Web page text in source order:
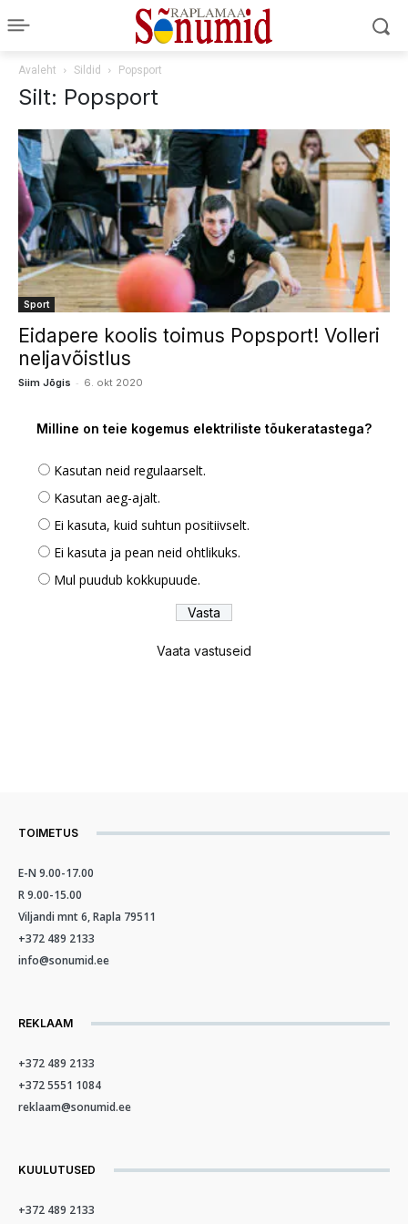
Avaleht Sildid Popsport
Silt: Popsport
Sport
Eidapere koolis toimus Popsport! Volleri
neljavõistlus
Siim Jõgis - 6. okt 2020
Milline on teie kogemus elektriliste tõukeratastega?
Kasutan neid regulaarselt.
Kasutan aeg-ajalt.
Ei kasuta, kuid suhtun positiivselt.
Ei kasuta ja pean neid ohtlikuks.
Mul puudub kokkupuude.
Vaata vastuseid
TOIMETUS
E-N 9.00-17.00
R 9.00-15.00
Viljandi mnt 6, Rapla 79511
+372 489 2133
info@sonumid.ee
REKLAAM
+372 489 2133
+372 5551 1084
reklaam@sonumid.ee
KUULUTUSED
+372 489 2133